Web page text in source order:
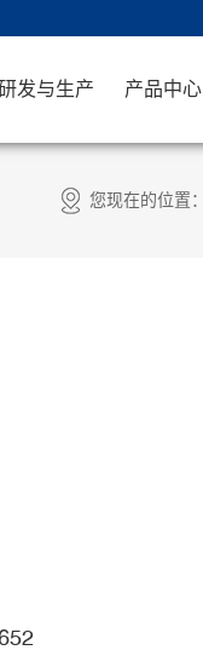
发与生产 产品中心
您现在的位置：